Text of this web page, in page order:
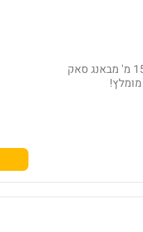
מלון באזור קאו לאק, הממוקם במרחק של 150 מ' מבאנג סאק